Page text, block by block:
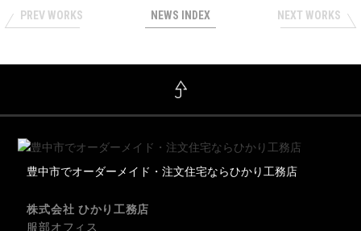
PREV WORKS NEWS INDEX NEXT WORKS
豊中市でオーダーメイド・注文住宅ならひかり工務店
株式会社 ひかり工務店
服部オフィス